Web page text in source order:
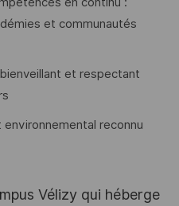
et communautés
et respectant
reconnu
Vélizy qui héberge